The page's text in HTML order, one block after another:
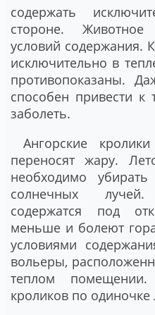
содержать
стороне.
условий содержания.
исключительно в
противопоказаны.
способен привести к
заболеть.
Ангорские
переносят жару.
необходимо
солнечных
содержатся под
меньше и болеют
условиями
вольеры,
теплом
кроликов по